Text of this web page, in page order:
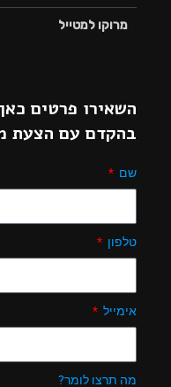
מרוקו למטייל
השאירו פרטים
בהקדם עם הצעת
שם
טלפון
אימייל
מה תרצו לומר?